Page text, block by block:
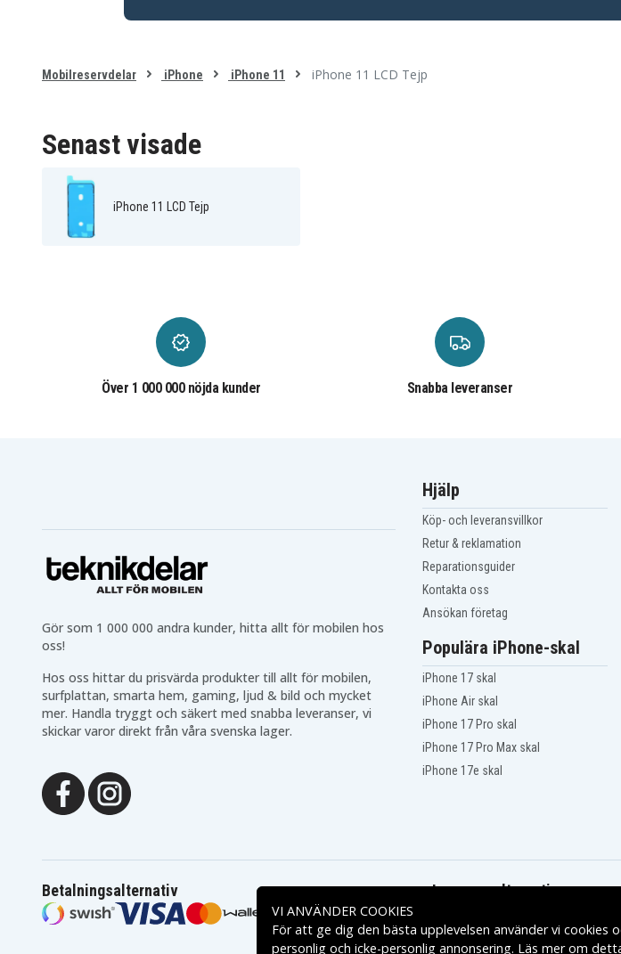
Mobilreservdelar iPhone iPhone 11 iPhone 11 LCD Tejp
Senast visade
iPhone 11 LCD Tejp
Över 1 000 000 nöjda kunder Snabba leveranser
Gör som 1 000 000 andra kunder, hitta allt för mobilen hos
oss!
Hos oss hittar du prisvärda produkter till allt för mobilen,
surfplattan, smarta hem, gaming, ljud & bild och mycket
mer. Handla tryggt och säkert med snabba leveranser, vi
skickar varor direkt från våra svenska lager.
Hjälp
Köp- och leveransvillkor
Retur & reklamation
Reparationsguider
Kontakta oss
Ansökan företag
Populära iPhone-skal
iPhone 17 skal
iPhone Air skal
iPhone 17 Pro skal
iPhone 17 Pro Max skal
iPhone 17e skal
Betalningsalternativ Leveransalternativ
VI ANVÄNDER COOKIES
För att ge dig den bästa upplevelsen använder vi cookies
personlig och icke-personlig annonsering. Läs mer om